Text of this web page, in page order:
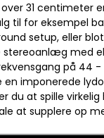
31 centimeter
til for eksempel
setup, eller
med
på 44 -
en imponerede
du at spille
at supplere op